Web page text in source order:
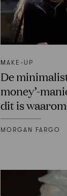
ΜAKE-UP
De
money’-
dit is waarom
MORGAN FARGO